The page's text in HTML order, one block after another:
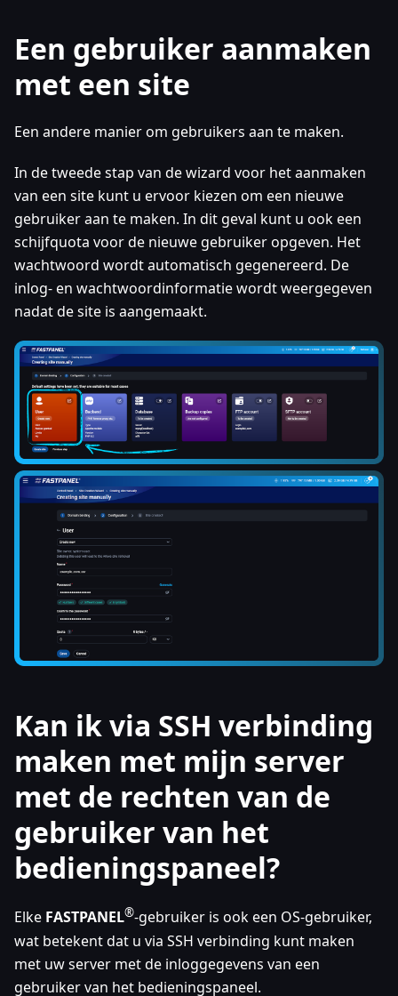
Een gebruiker aanmaken
met een site
Een andere manier om gebruikers aan te maken.
In de tweede stap van de wizard voor het aanmaken
van een site kunt u ervoor kiezen om een nieuwe
gebruiker aan te maken. In dit geval kunt u ook een
schijfquota voor de nieuwe gebruiker opgeven. Het
wachtwoord wordt automatisch gegenereerd. De
inlog- en wachtwoordinformatie wordt weergegeven
nadat de site is aangemaakt.
Kan ik via SSH verbinding
maken met mijn server
met de rechten van de
gebruiker van het
bedieningspaneel?
Elke FASTPANEL®-gebruiker is ook een OS-gebruiker,
wat betekent dat u via SSH verbinding kunt maken
met uw server met de inloggegevens van een
gebruiker van het bedieningspaneel.